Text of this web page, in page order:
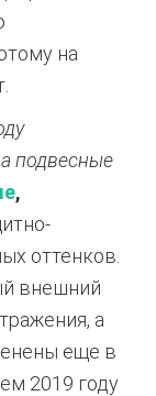
на
подвесные
,
оттенков.
внешний
а
еще в
2019 году